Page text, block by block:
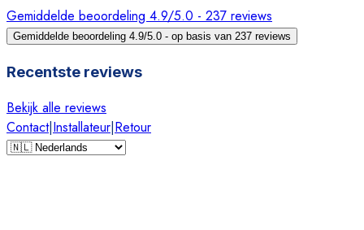
Gemiddelde beoordeling 4.9/5.0 - 237 reviews
Gemiddelde beoordeling 4.9/5.0 - op basis van 237 reviews
Recentste reviews
Bekijk alle reviews
Contact|Installateur|Retour